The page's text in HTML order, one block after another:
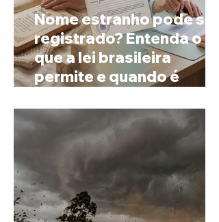
Nome estranho pode ser
registrado? Entenda o
que a lei brasileira
permite e quando é
prenome